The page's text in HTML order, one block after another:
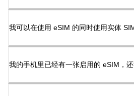
我可以在使用 eSIM 的同时使用实体
我的手机里已经有一张启用的 eSIM，